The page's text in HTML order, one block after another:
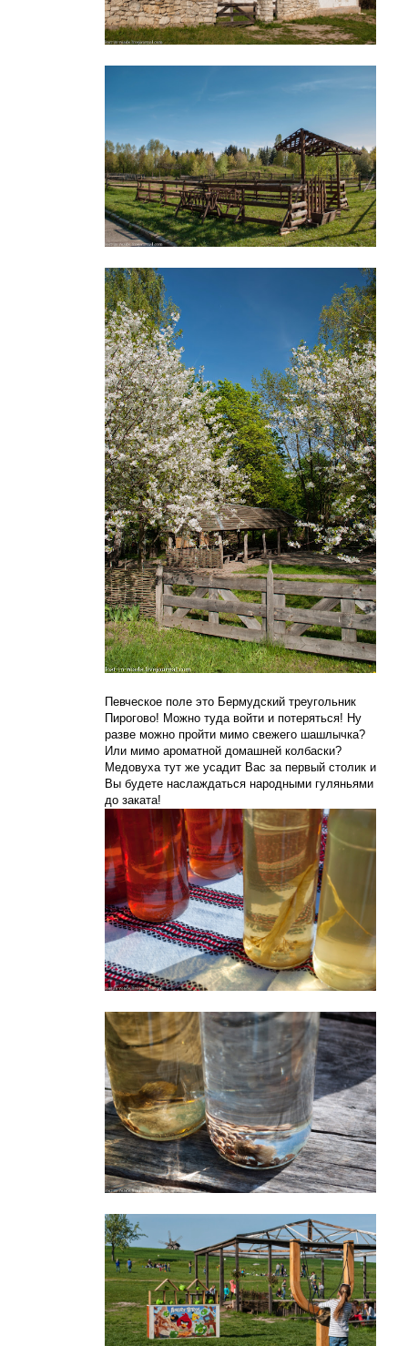
Певческое поле это Бермудский треугольник
Пирогово! Можно туда войти и потеряться! Ну
разве можно пройти мимо свежего шашлычка?
Или мимо ароматной домашней колбаски?
Медовуха тут же усадит Вас за первый столик и
Вы будете наслаждаться народными гуляньями
до заката!